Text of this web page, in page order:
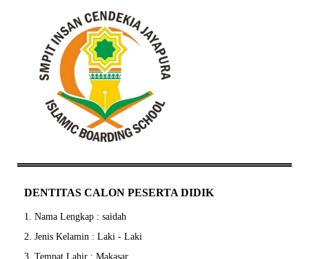
DENTITAS CALON PESERTA DIDIK
1. Nama Lengkap : saidah
2. Jenis Kelamin : Laki - Laki
3. Tempat Lahir : Makasar